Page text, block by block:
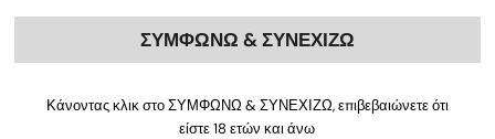
ΣΥΜΦΩΝΩ & ΣΥΝΕΧΙΖΩ
Κάνοντας κλικ στο ΣΥΜΦΩΝΩ & ΣΥΝΕΧΙΖΩ, επιβεβαιώνετε ότι
είστε 18 ετών και άνω